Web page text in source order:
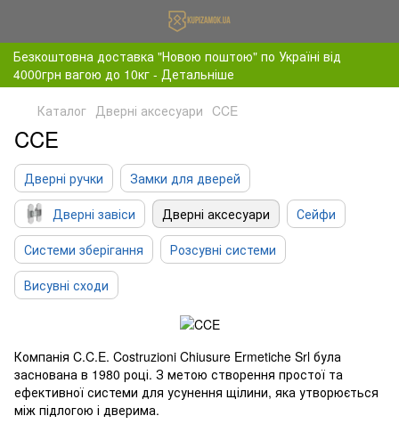
Безкоштовна доставка "Новою поштою" по Україні від
4000грн вагою до 10кг - Детальніше
Каталог Дверні аксесуари CCE
CCE
Дверні ручки
Замки для дверей
Дверні завіси
Дверні аксесуари
Сейфи
Системи зберігання
Розсувні системи
Висувні сходи
Компанія C.C.E. Costruzioni Chiusure Ermetiche Srl була
заснована в 1980 році. З метою створення простої та
ефективної системи для усунення щілини, яка утворюється
між підлогою і дверима.